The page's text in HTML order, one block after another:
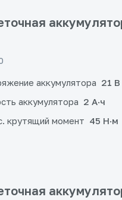
аккумулятора 21 В
аккумулятора 2 А·ч
крутящий момент 45 Н·м